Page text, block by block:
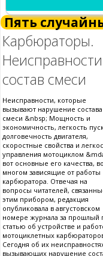
Пять
Карбюраторы.
состав смеси
Неисправности, которые
вызывают нарушение состава
смеси &nbsp; Мощность и
экономичность, легкость
долговечность двигателя,
скоростные свойства и
управления мотоциклом
вот основные его качества, во
многом зависящие от работы
карбюратора. Отвечая на
вопросы читателей,
этим прибором, редакция
опубликовала в августовском
номере журнала за прошлый
статью об устройстве и
мотоциклетных
Сегодня об их
вызывающих нарушение